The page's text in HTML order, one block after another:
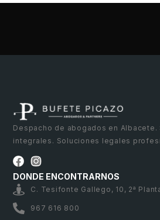
Despacho de abogados en
integrales. Soluciones legales
DONDE ENCONTRARNOS
C. Tesifonte Gallego, 10, 2ª
967 616 800